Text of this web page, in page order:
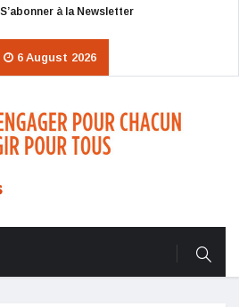
S’abonner à la Newsletter
6 August 2026